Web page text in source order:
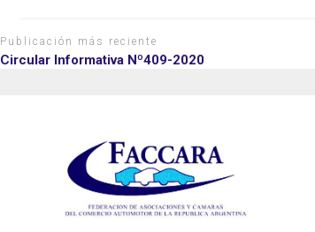
Publicación más reciente
Circular Informativa Nº409-2020